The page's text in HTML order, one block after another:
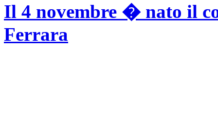
Il 4 novembre � nato il
Ferrara